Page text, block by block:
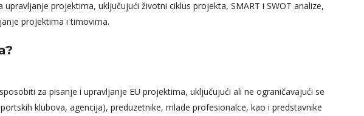
projektima, uključujući životni ciklus projekta, SMART i SWOT analize,
projektima i timovima.
za pisanje i upravljanje EU projektima, uključujući ali ne ograničavajući se
klubova, agencija), preduzetnike, mlade profesionalce, kao i predstavnike